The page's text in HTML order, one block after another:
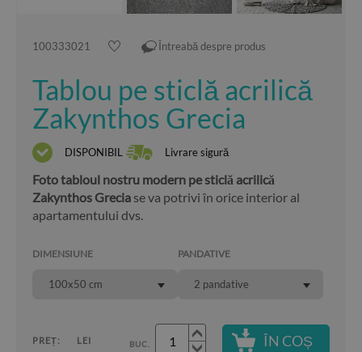
100333021 Întreabă despre produs
Tablou pe sticlă acrilică
Zakynthos Grecia
DISPONIBIL Livrare sigură
Foto tabloul nostru modern pe sticlă acrilică
Zakynthos Grecia se va potrivi în orice interior al
apartamentului dvs.
DIMENSIUNE
100x50 cm
PANDATIVE
2 pandative
PREȚ: LEI BUC. ÎN COȘ